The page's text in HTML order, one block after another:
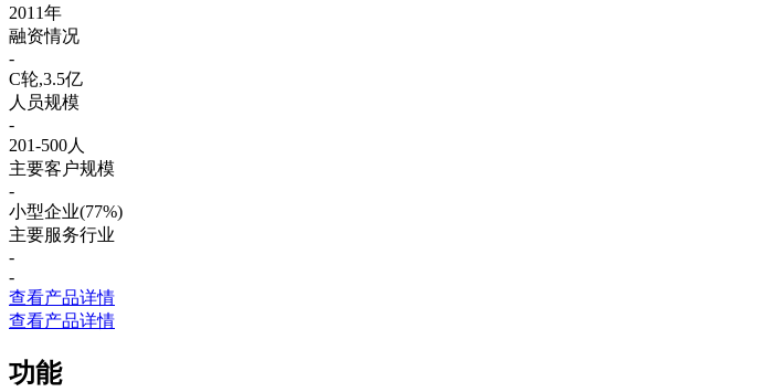
2011年
融资情况
-
C轮,3.5亿
人员规模
-
201-500人
主要客户规模
-
小型企业(77%)
主要服务行业
-
-
查看产品详情
查看产品详情
功能